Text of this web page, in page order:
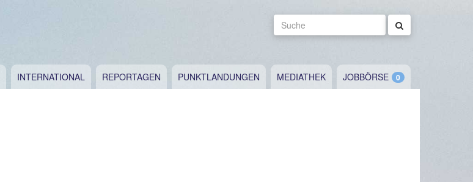
Suche
INTERNATIONAL REPORTAGEN PUNKTLANDUNGEN MEDIATHEK JOBBÖRSE